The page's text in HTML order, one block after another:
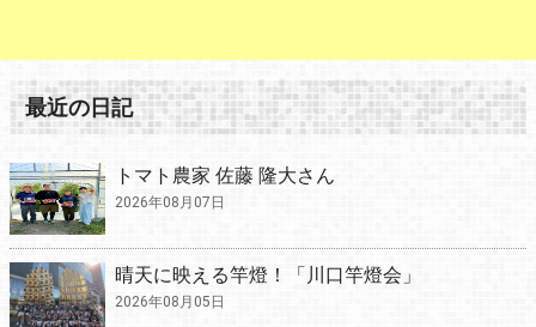
最近の日記
トマト農家 佐藤 隆大さん
2026年08月07日
晴天に映える竿燈！「川口竿燈会」
2026年08月05日